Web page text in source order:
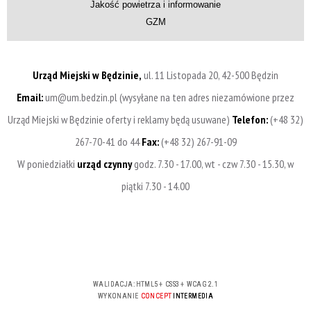
Jakość powietrza i informowanie
GZM
Urząd Miejski w Będzinie, ul. 11 Listopada 20, 42-500 Będzin
Email:um@um.bedzin.pl (wysyłane na ten adres niezamówione przez
Urząd Miejski w Będzinie oferty i reklamy będą usuwane) Telefon:(+48 32)
267-70-41 do 44Fax:(+48 32) 267-91-09
W poniedziałki urząd czynnygodz. 7.30 - 17.00, wt - czw 7.30 - 15.30, w
piątki 7.30 - 14.00
WALIDACJA: HTML5+ CSS3 + WCAG 2.1
WYKONANIE CONCEPT INTERMEDIA